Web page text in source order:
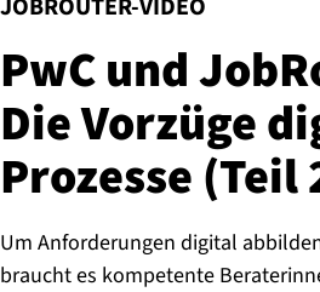
JOBROUTER-VIDEO
:
PwC und
Die Vorzüge
Prozesse (Teil
Um Anforderungen digital
braucht es kompetente